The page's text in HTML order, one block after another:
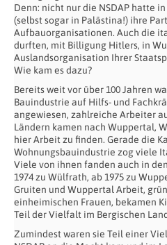
Denn: nicht nur die NSDAP hatte
(selbst sogar in Palästina!) ihre
Aufbauorganisationen. Auch die
durften, mit Billigung Hitlers, in
Auslandsorganisation Ihrer
Wie kam es dazu?
Bereits weit vor über 100 Jahren
Bauindustrie auf Hilfs- und
angewiesen, zahlreiche Arbeiter
Ländern kamen nach Wuppertal,
hier Arbeit zu finden. Gerade die
Wohnungsbauindustrie zog viele
Viele von ihnen fanden auch in
1974 zu Wülfrath, ab 1975 zu
Gruiten und Wuppertal Arbeit,
einheimischen Frauen, bekamen
Teil der Vielfalt im Bergischen
Zumindest waren sie Teil einer